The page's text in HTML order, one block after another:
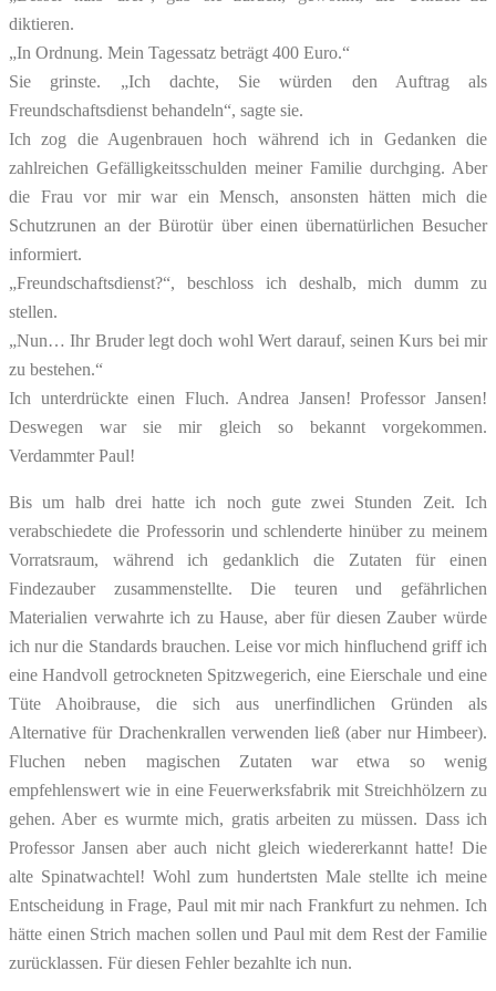
diktieren.
„In Ordnung. Mein Tagessatz beträgt 400 Euro.“
Sie grinste. „Ich dachte, Sie würden den Auftrag als
Freundschaftsdienst behandeln“, sagte sie.
Ich zog die Augenbrauen hoch während ich in Gedanken die
zahlreichen Gefälligkeitsschulden meiner Familie durchging. Aber
die Frau vor mir war ein Mensch, ansonsten hätten mich die
Schutzrunen an der Bürotür über einen übernatürlichen Besucher
informiert.
„Freundschaftsdienst?“, beschloss ich deshalb, mich dumm zu
stellen.
„Nun… Ihr Bruder legt doch wohl Wert darauf, seinen Kurs bei mir
zu bestehen.“
Ich unterdrückte einen Fluch. Andrea Jansen! Professor Jansen!
Deswegen war sie mir gleich so bekannt vorgekommen.
Verdammter Paul!
Bis um halb drei hatte ich noch gute zwei Stunden Zeit. Ich
verabschiedete die Professorin und schlenderte hinüber zu meinem
Vorratsraum, während ich gedanklich die Zutaten für einen
Findezauber zusammenstellte. Die teuren und gefährlichen
Materialien verwahrte ich zu Hause, aber für diesen Zauber würde
ich nur die Standards brauchen. Leise vor mich hinfluchend griff ich
eine Handvoll getrockneten Spitzwegerich, eine Eierschale und eine
Tüte Ahoibrause, die sich aus unerfindlichen Gründen als
Alternative für Drachenkrallen verwenden ließ (aber nur Himbeer).
Fluchen neben magischen Zutaten war etwa so wenig
empfehlenswert wie in eine Feuerwerksfabrik mit Streichhölzern zu
gehen. Aber es wurmte mich, gratis arbeiten zu müssen. Dass ich
Professor Jansen aber auch nicht gleich wiedererkannt hatte! Die
alte Spinatwachtel! Wohl zum hundertsten Male stellte ich meine
Entscheidung in Frage, Paul mit mir nach Frankfurt zu nehmen. Ich
hätte einen Strich machen sollen und Paul mit dem Rest der Familie
zurücklassen. Für diesen Fehler bezahlte ich nun.